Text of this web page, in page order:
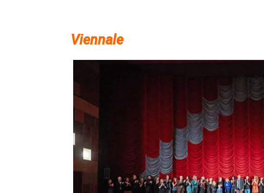
Viennale